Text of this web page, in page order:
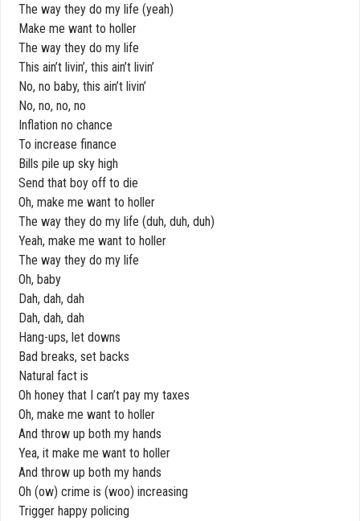
The way they do my life (yeah)
Make me want to holler
The way they do my life
This ain’t livin’, this ain’t livin’
No, no baby, this ain’t livin’
No, no, no, no
Inflation no chance
To increase finance
Bills pile up sky high
Send that boy off to die
Oh, make me want to holler
The way they do my life (duh, duh, duh)
Yeah, make me want to holler
The way they do my life
Oh, baby
Dah, dah, dah
Dah, dah, dah
Hang-ups, let downs
Bad breaks, set backs
Natural fact is
Oh honey that I can’t pay my taxes
Oh, make me want to holler
And throw up both my hands
Yea, it make me want to holler
And throw up both my hands
Oh (ow) crime is (woo) increasing
Trigger happy policing